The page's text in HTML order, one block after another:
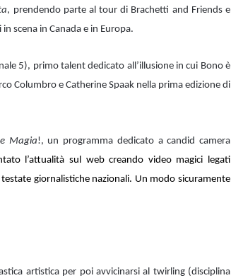
, prendendo parte al tour di Brachetti and Friends e
in scena in Canada e in Europa.
5), primo talent dedicato all’illusione in cui Bono è
Columbro e Catherine Spaak nella prima edizione di
Magia!, un programma dedicato a candid camera
l’attualità sul web creando video magici legati
giornalistiche nazionali. Un modo sicuramente
artistica per poi avvicinarsi al twirling (disciplina